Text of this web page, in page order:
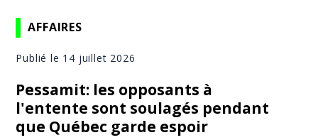
AFFAIRES
Publié le 14 juillet 2026
Pessamit: les opposants à
l'entente sont soulagés pendant
que Québec garde espoir